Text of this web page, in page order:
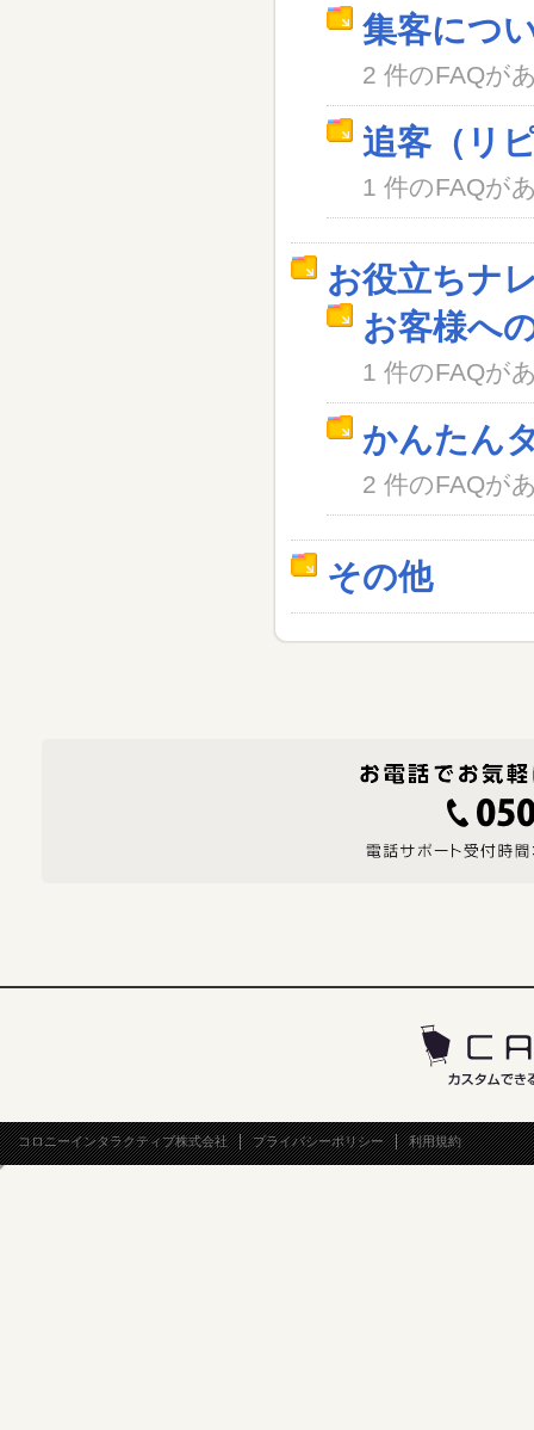
集客につ
2 件のFAQが
追客（リ
1 件のFAQが
お役立ちナ
お客様へ
1 件のFAQが
かんたん
2 件のFAQが
その他
コロニーインタラクティブ株式会社 プライバシーポリシー 利用規約